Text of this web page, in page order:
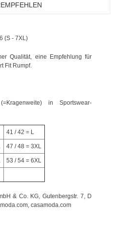
(S - 7XL)
Qualität, eine Empfehlung für
Fit Rumpf.
in Sportswear-
41 / 42 = L
47 / 48 = 3XL
53 / 54 = 6XL
& Co. KG, Gutenbergstr. 7, D
casamoda.com